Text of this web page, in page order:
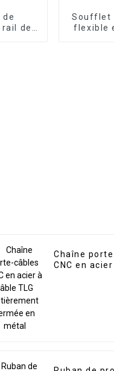
de
de
Soufflet
flexible
Chaîne
CNC en